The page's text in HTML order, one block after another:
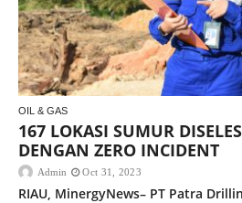
OIL & GAS
167 LOKASI SUMUR
DENGAN ZERO INCIDENT
Admin Oct 31, 2023
RIAU, MinergyNews– PT Patra